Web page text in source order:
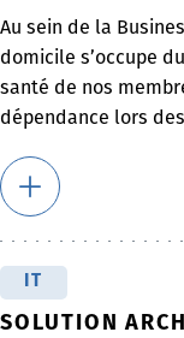
Au sein de la
domicile s’occupe
santé de nos
dépendance lors
SOLUTION